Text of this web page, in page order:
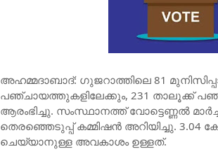
അഹമ്മദാബാദ്: ഗുജറാത്തിലെ 81
പഞ്ചായത്തുകളിലേക്കും, 231 താലൂക്ക്
ആരംഭിച്ചു. സംസ്ഥാനത്ത് വോട്ടെണ്ണല്‍
തെരഞ്ഞെടുപ്പ് കമ്മിഷന്‍ അറിയിച്ചു. 3.04
ചെയ്യാനുള്ള അവകാശം ഉള്ളത്.